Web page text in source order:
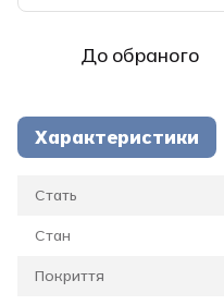
До обраного
Характеристики
Стать
Стан
Покриття